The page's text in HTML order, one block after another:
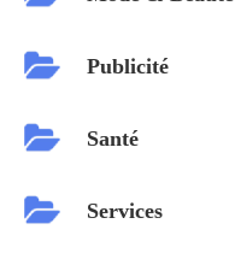
Publicité
Santé
Services